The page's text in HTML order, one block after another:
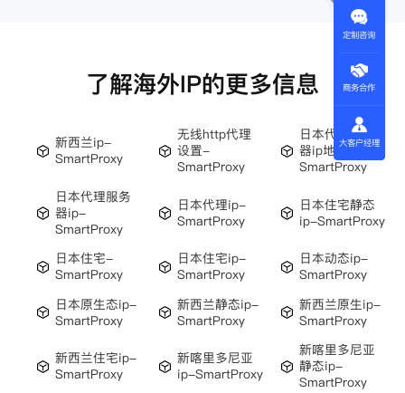
了解海外IP的更多信息
新西兰ip-
SmartProxy
无线http代理
设置-
SmartProxy
日本代理服务
器ip地址-
SmartProxy
日本代理服务
器ip-
SmartProxy
日本代理ip-
SmartProxy
日本住宅静态
ip-SmartProxy
日本住宅-
SmartProxy
日本住宅ip-
SmartProxy
日本动态ip-
SmartProxy
日本原生态ip-
SmartProxy
新西兰静态ip-
SmartProxy
新西兰原生ip-
SmartProxy
新西兰住宅ip-
SmartProxy
新喀里多尼亚
ip-SmartProxy
新喀里多尼亚
静态ip-
SmartProxy
定制咨询
商务合作
大客户经理